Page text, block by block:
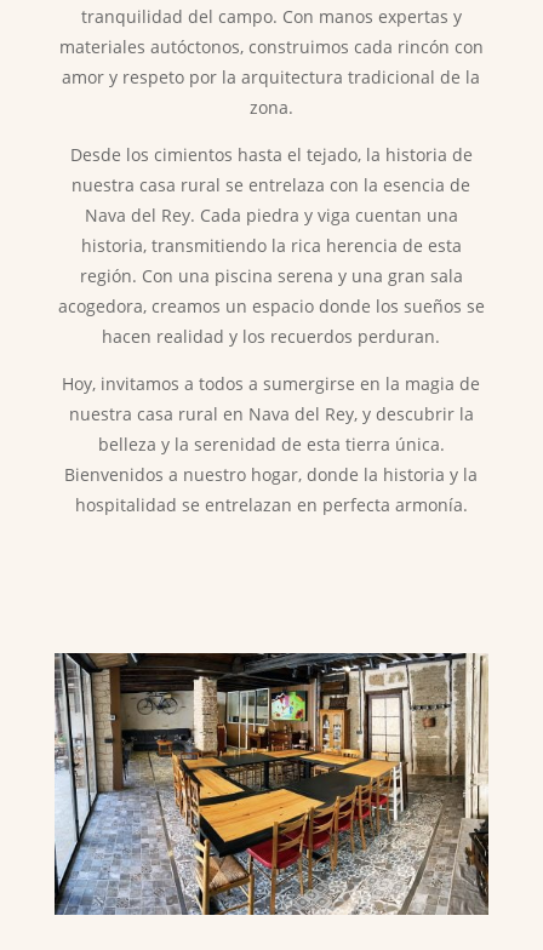
tranquilidad del campo. Con manos expertas y
materiales autóctonos, construimos cada rincón con
amor y respeto por la arquitectura tradicional de la
zona.
Desde los cimientos hasta el tejado, la historia de
nuestra casa rural se entrelaza con la esencia de
Nava del Rey. Cada piedra y viga cuentan una
historia, transmitiendo la rica herencia de esta
región. Con una piscina serena y una gran sala
acogedora, creamos un espacio donde los sueños se
hacen realidad y los recuerdos perduran.
Hoy, invitamos a todos a sumergirse en la magia de
nuestra casa rural en Nava del Rey, y descubrir la
belleza y la serenidad de esta tierra única.
Bienvenidos a nuestro hogar, donde la historia y la
hospitalidad se entrelazan en perfecta armonía.